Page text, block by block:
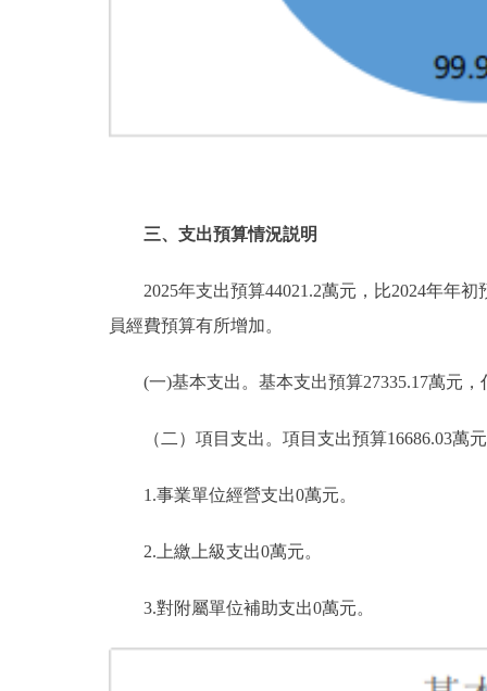
三、支出預算情況説明
2025年支出預算44021.2萬元，比2024年年初
員經費預算有所增加。
(一)基本支出。基本支出預算27335.17萬元，
（二）項目支出。項目支出預算16686.03萬元
1.事業單位經營支出0萬元。
2.上繳上級支出0萬元。
3.對附屬單位補助支出0萬元。